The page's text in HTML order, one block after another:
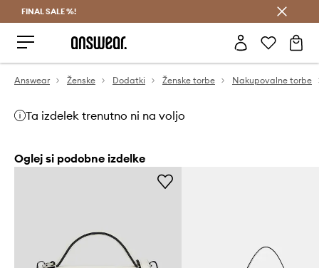
FINAL SALE %!
Answear Ženske Dodatki Ženske torbe Nakupovalne torbe
Ta izdelek trenutno ni na voljo
Oglej si podobne izdelke